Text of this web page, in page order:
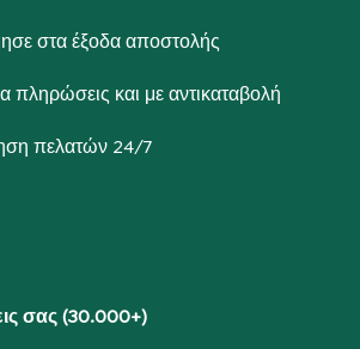
στα έξοδα αποστολής
πληρώσεις και με αντικαταβολή
πελατών 24/7
σας (30.000+)